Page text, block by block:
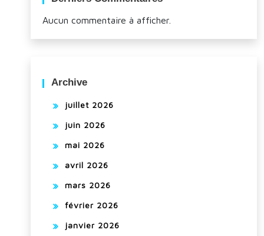
Aucun commentaire à afficher.
Archive
juillet 2026
juin 2026
mai 2026
avril 2026
mars 2026
février 2026
janvier 2026